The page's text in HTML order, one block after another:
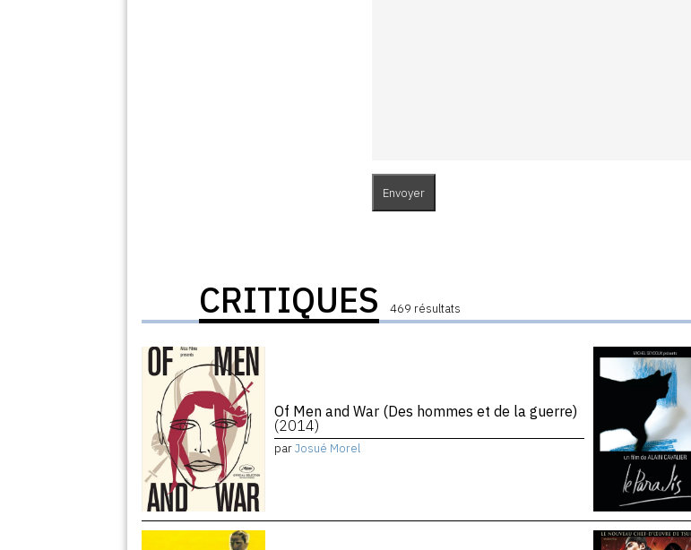
CRITIQUES 469 résultats
Of Men and War (Des hommes et de la guerre)
(2014)
parJosué Morel